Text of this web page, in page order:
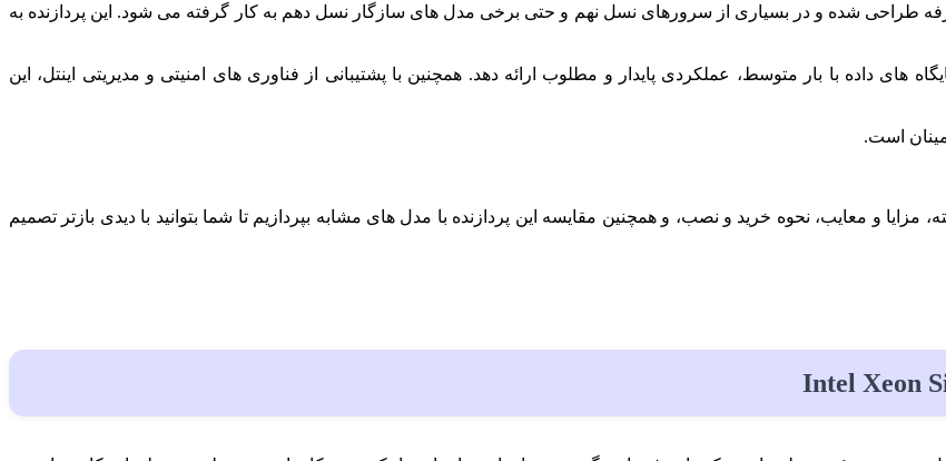
طراحی شده و در بسیاری از سرورهای نسل نهم و حتی برخی مدل‌ های سازگار نسل دهم به کار گرفته می‌ شود. این پردازنده به
داده با بار متوسط، عملکردی پایدار و مطلوب ارائه دهد. همچنین با پشتیبانی از فناوری‌ های امنیتی و مدیریتی اینتل، این
است.
و معایب، نحوه خرید و نصب، و همچنین مقایسه این پردازنده با مدل‌ های مشابه بپردازیم تا شما بتوانید با دیدی بازتر تصمیم